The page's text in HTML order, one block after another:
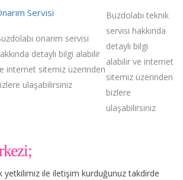
Servisi
onarım servisi
detaylı bilgi alabilir
internet sitemiz üzerinden
ulaşabilirsiniz
Buzdolabı teknik
servisi hakkında
detaylı bilgi
alabilir ve internet
sitemiz üzerinden
bizlere
ulaşabilirsiniz
yetkilimiz ile iletişim kurduğunuz takdirde